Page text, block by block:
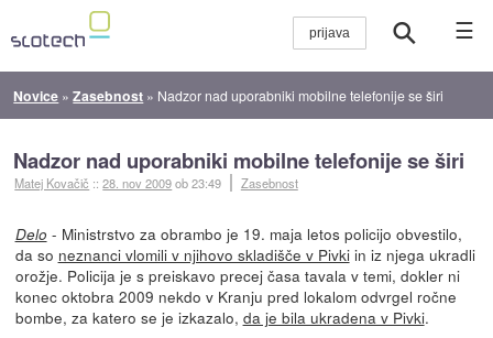
☰
Novice »Zasebnost » Nadzor nad uporabniki mobilne telefonije se širi
Nadzor nad uporabniki mobilne telefonije se širi
Matej Kovačič ::28. nov 2009ob 23:49 Zasebnost
Delo - Ministrstvo za obrambo je 19. maja letos policijo obvestilo,
da so neznanci vlomili v njihovo skladišče v Pivkiin iz njega ukradli
orožje. Policija je s preiskavo precej časa tavala v temi, dokler ni
konec oktobra 2009 nekdo v Kranju pred lokalom odvrgel ročne
bombe, za katero se je izkazalo, da je bila ukradena v Pivki.